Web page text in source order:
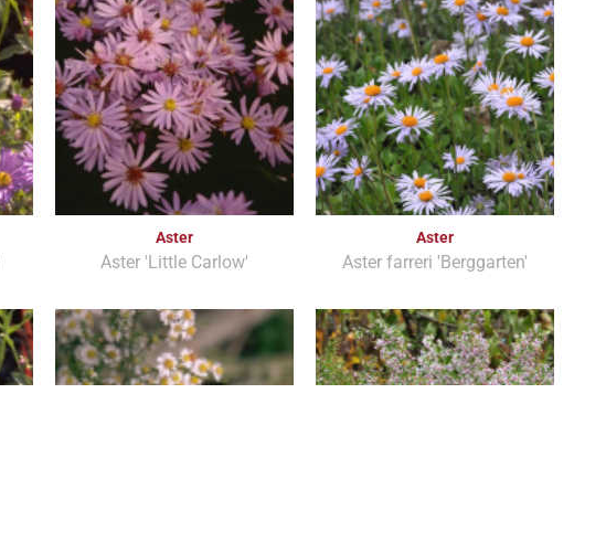
Aster
Aster 'Little Carlow'
Aster
Aster farreri 'Berggarten'